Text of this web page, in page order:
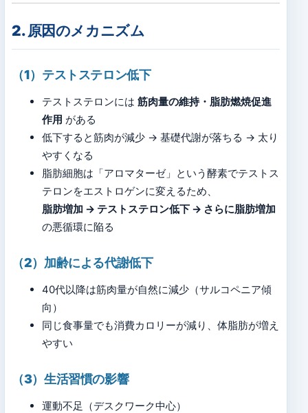
2. 原因のメカニズム
（1）テストステロン低下
テストステロンには 筋肉量の維持・脂肪燃焼促進
作用 がある
低下すると筋肉が減少 → 基礎代謝が落ちる → 太り
やすくなる
脂肪細胞は「アロマターゼ」という酵素でテストス
テロンをエストロゲンに変えるため、
脂肪増加 → テストステロン低下 → さらに脂肪増加
の悪循環に陥る
（2）加齢による代謝低下
40代以降は筋肉量が自然に減少（サルコペニア傾
向）
同じ食事量でも消費カロリーが減り、体脂肪が増え
やすい
（3）生活習慣の影響
運動不足（デスクワーク中心）